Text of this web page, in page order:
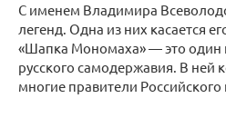
С именем Владимира
легенд. Одна из них касается
«Шапка Мономаха» — это один
русского самодержавия. В ней
многие правители Российского